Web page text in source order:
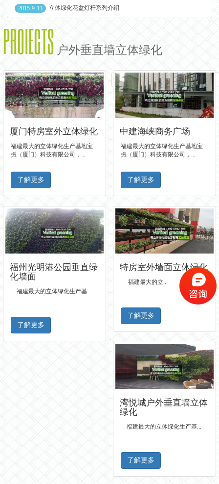
2015-9-13 立体绿化花盆灯杆系列介绍
PROIECTS 户外垂直墙立体绿化
« 1 2 ... 5 »
厦门特房室外立体绿化
福建最大的立体绿化生产基地宝
振（厦门）科技有限公司，...
了解更多
中建海峡商务广场
福建最大的立体绿化生产基地宝
振（厦门）科技有限公司，...
了解更多
福州光明港公园垂直绿
化墙面
福建最大的立体绿化生产基...
了解更多
特房室外墙面立体绿化
福建最大的立...
了解更多
湾悦城户外垂直墙立体
绿化
福建最大的立体绿化生产基...
了解更多